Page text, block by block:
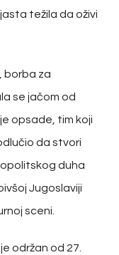
težila da oživi
borba za
se jačom od
opsade, tim koji
da stvori
duha
Jugoslaviji
sceni.
održan od 27.